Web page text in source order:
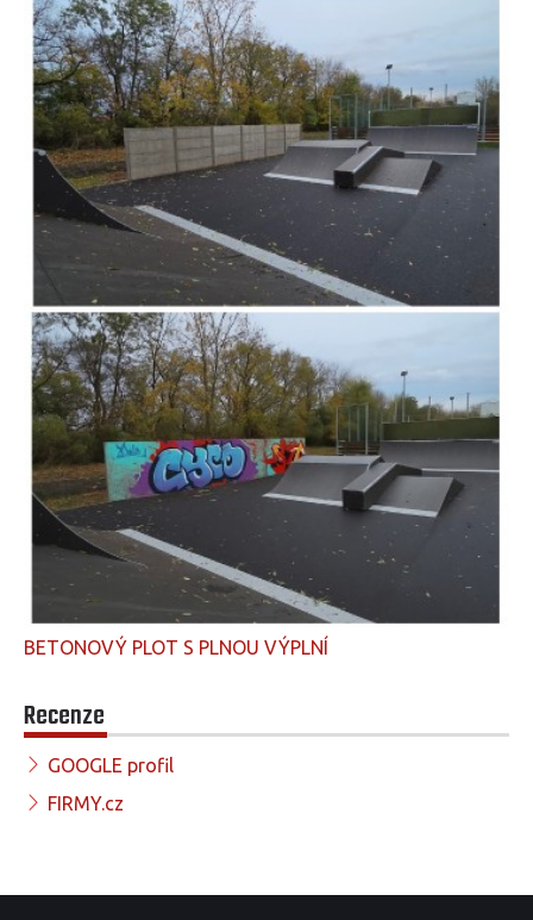
BETONOVÝ PLOT S PLNOU VÝPLNÍ
Recenze
GOOGLE profil
FIRMY.cz